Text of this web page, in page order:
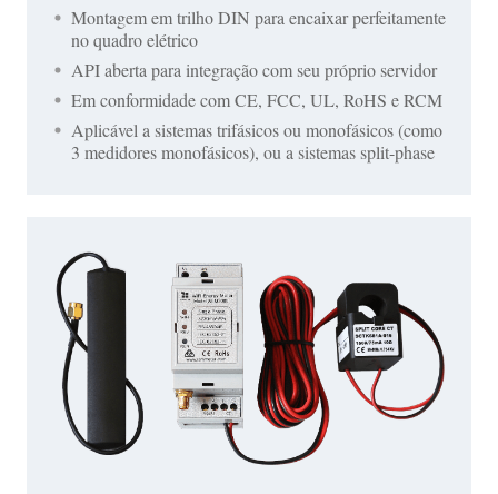
Montagem em trilho DIN para encaixar perfeitamente
no quadro elétrico
API aberta para integração com seu próprio servidor
Em conformidade com CE, FCC, UL, RoHS e RCM
Aplicável a sistemas trifásicos ou monofásicos (como
3 medidores monofásicos), ou a sistemas split-phase